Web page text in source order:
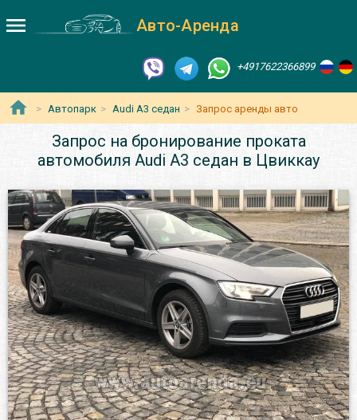
Авто-Аренда
+4917622366899
Автопарк Audi A3 седан Запрос аренды авто
Запрос на бронирование проката
автомобиля Audi A3 седан в Цвиккау